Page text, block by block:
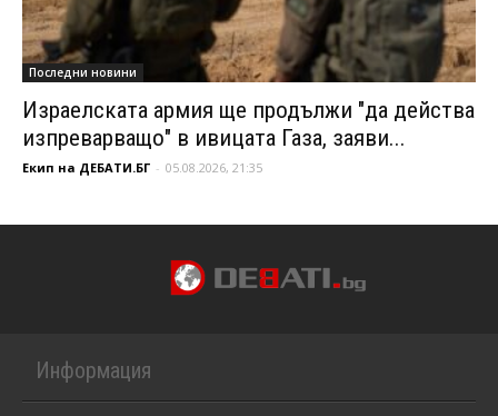
Последни новини
Израелската армия ще продължи "да действа
изпреварващо" в ивицата Газа, заяви...
Екип на ДЕБАТИ.БГ - 05.08.2026, 21:35
Информация